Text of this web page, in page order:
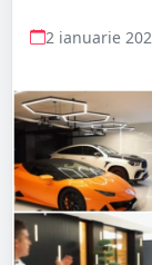
2 ianuarie